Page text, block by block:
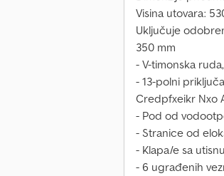
Visina utovara:
Uključuje
350 mm
- V-timonska
- 13-polni
Credpfxeikr Nxo
- Pod od
- Stranice od
- Klapa/e sa
- 6 ugrađenih